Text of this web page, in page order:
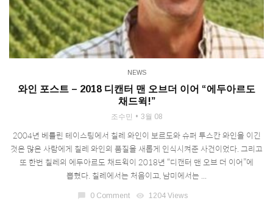
NEWS
와인 포스트 – 2018 디캔터 맨 오브더 이어 “에두아르도
채드윅!”
조수민 3월 08
2004년 베를린 테이스팅에서 칠레 와인이 보르도와 슈퍼 투스칸 와인을 이긴
것은 많은 사람에게 칠레 와인의 품질을 새롭게 인식시켜준 사건이었다. 그리고
또 한번 칠레의 에두아르도 채드윅이 2018년 “디캔터 맨 오브 더 이어”에
뽑혔다. 칠레에서는 처음이고, 남미에서는 ...
chat_bubble 0 Comment visibility 1204 Views